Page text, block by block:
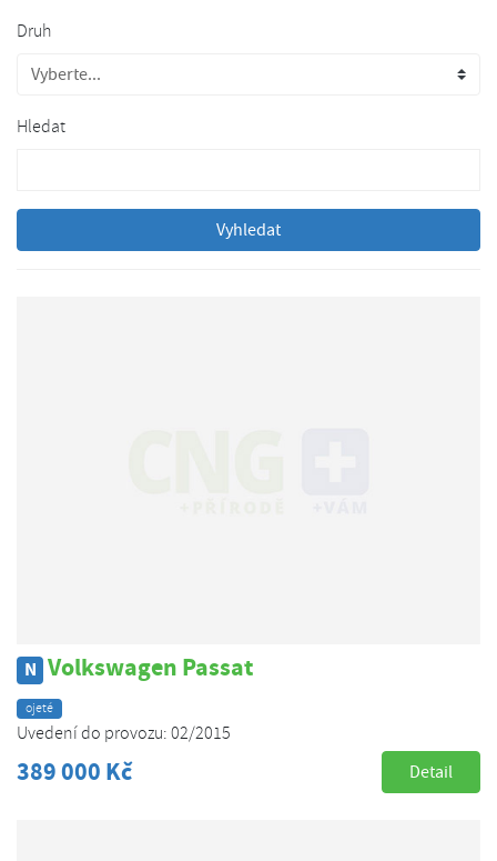
Druh
Hledat
N Volkswagen Passat
ojeté
Uvedení do provozu: 02/2015
389 000 Kč Detail